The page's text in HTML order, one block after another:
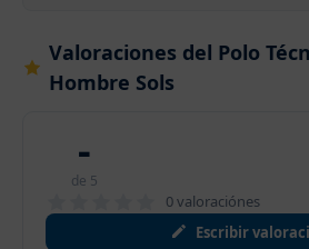
Valoraciones del Polo
Hombre Sols
-
de 5
0 valoraciónes
Escribir